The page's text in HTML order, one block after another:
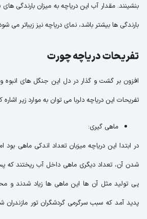
بنشینند. مقدار آب این دریاچه به میزان بارندگی
بارندگی ها بیشتر باشد، نمای دریاچه نیز زیباتر می
تفریحات دریاچه چورت
افزون بر گشت و گذار در دل این جنگل های انبوه
تفریحات این دریاچه دلربا می توان به موارد زیر اشاره
ماهی گیری:
در ابتدا این دریاچه میزبان تعداد اندکی ماهی بود
شدن آن، تعداد دیگری ماهی داخل آب ریختند
پی تولید مثل آن ها این ماهی ها زیاد شدند و
پدید آمد که سبب سرگرمی گردشگران تور